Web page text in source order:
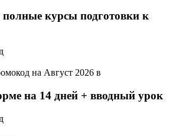
курсы подготовки к
на 14 дней + вводный урок